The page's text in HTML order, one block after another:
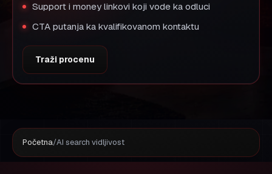
Support i money linkovi koji vode ka odluci
CTA putanja ka kvalifikovanom kontaktu
Traži procenu
Početna/AI search vidljivost